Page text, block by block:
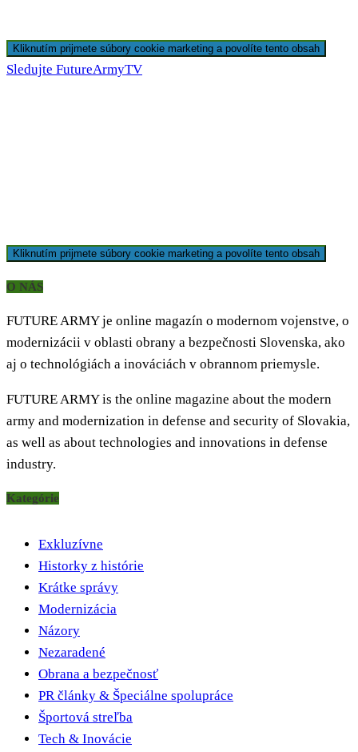
Kliknutím prijmete súbory cookie marketing a povolíte tento obsah
Sledujte FutureArmyTV
Kliknutím prijmete súbory cookie marketing a povolíte tento obsah
O NÁS
FUTURE ARMY je online magazín o modernom vojenstve, o
modernizácii v oblasti obrany a bezpečnosti Slovenska, ako
aj o technológiách a inováciách v obrannom priemysle.
FUTURE ARMY is the online magazine about the modern
army and modernization in defense and security of Slovakia,
as well as about technologies and innovations in defense
industry.
Kategórie
Exkluzívne
Historky z histórie
Krátke správy
Modernizácia
Názory
Nezaradené
Obrana a bezpečnosť
PR články & Špeciálne spolupráce
Športová streľba
Tech & Inovácie